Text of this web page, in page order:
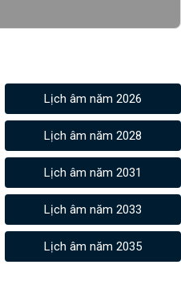
Lịch âm năm 2026
Lịch âm năm 2028
Lịch âm năm 2031
Lịch âm năm 2033
Lịch âm năm 2035